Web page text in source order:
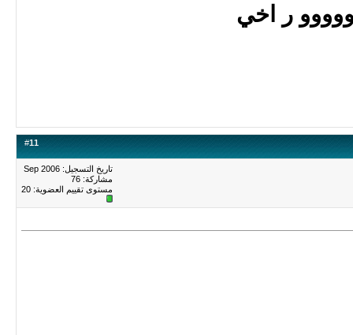
ر اخي
#11
تاريخ التسجيل: Sep 2006
مشاركة: 76
مستوى تقييم العضوية: 20